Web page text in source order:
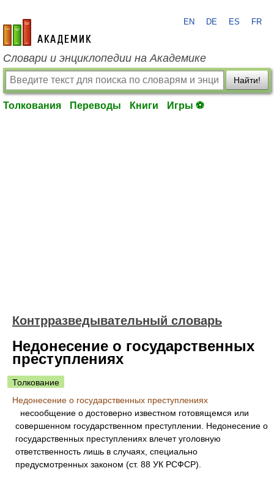
academic.ru
EN DE ES FR
Словари и энциклопедии на Академике
Найти!
Толкования Переводы Книги Игры ⚽
Контрразведывательный словарь
Недонесение о государственных
преступлениях
Толкование
Недонесение о государственных преступлениях
несообщение о достоверно известном готовящемся или
совершенном государственном преступлении. Недонесение о
государственных преступлениях влечет уголовную
ответственность лишь в случаях, специально
предусмотренных законом (ст. 88 УК РСФСР).